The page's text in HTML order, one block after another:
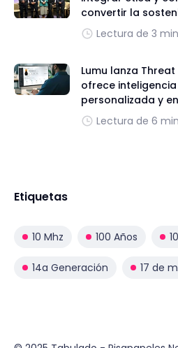
convertir la
Lectura de 3
Lumu lanza
ofrece
personalizada y
Lectura de 6
Etiquetas
10 Mhz 100 Años
14a Generación 17 de